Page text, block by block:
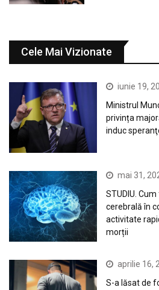
Cele Mai Vizionate
iunie 19,
Ministrul
privința
induc
mai 31,
STUDIU.
cerebrală în
activitate
morții
aprilie 16,
S-a lăsat de